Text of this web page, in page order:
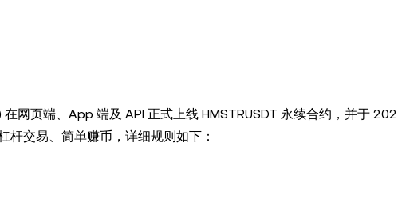
网页端、App 端及 API 正式上线 HMSTRUSDT 永续合约，并于
杆交易、简单赚币，详细规则如下：